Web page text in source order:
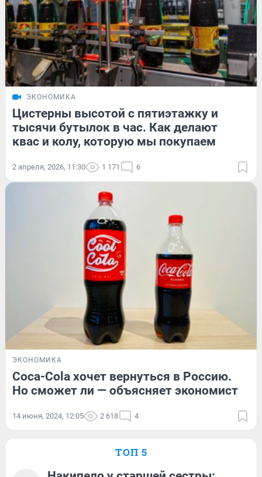
ЭКОНОМИКА
Цистерны высотой с пятиэтажку и
тысячи бутылок в час. Как делают
квас и колу, которую мы покупаем
2 апреля, 2026, 11:30 1 171 6
ЭКОНОМИКА
Coca-Cola хочет вернуться в Россию.
Но сможет ли — объясняет экономист
14 июня, 2024, 12:05 2 618 4
ТОП 5